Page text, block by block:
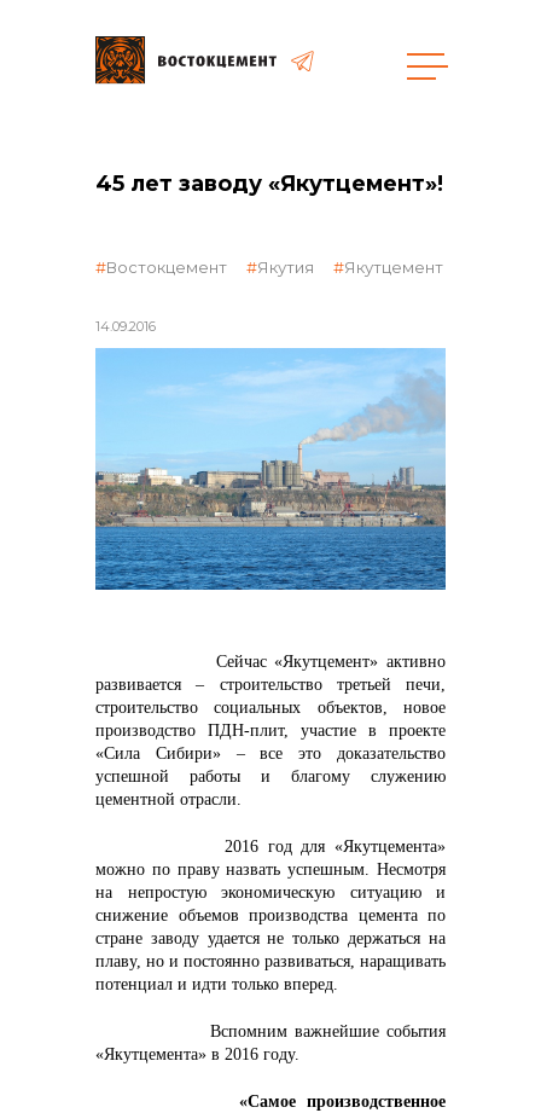
общая информация
объявленные закупки
реализация неликвидов
Контакты
+7 (423) 234 50 50
45 лет заводу «Якутцемент»!
14.09.2016
Востокцемент Якутия Якутцемент
Сейчас «Якутцемент» активно
развивается – строительство третьей печи,
строительство социальных объектов, новое
производство ПДН-плит, участие в проекте
«Сила Сибири» – все это доказательство
успешной работы и благому служению
цементной отрасли.
2016 год для «Якутцемента»
можно по праву назвать успешным. Несмотря
на непростую экономическую ситуацию и
снижение объемов производства цемента по
стране заводу удается не только держаться на
плаву, но и постоянно развиваться, наращивать
потенциал и идти только вперед.
Вспомним важнейшие события
«Якутцемента» в 2016 году.
«Самое производственное